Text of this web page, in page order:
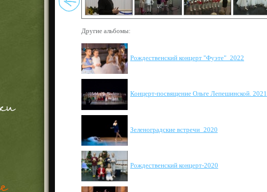
Другие альбомы:
Рождественский концерт "Фуэте"_2022
Концерт-посвящение Ольге Лепешинской. 2021
Зеленоградские встречи_2020
Рождественский концерт-2020